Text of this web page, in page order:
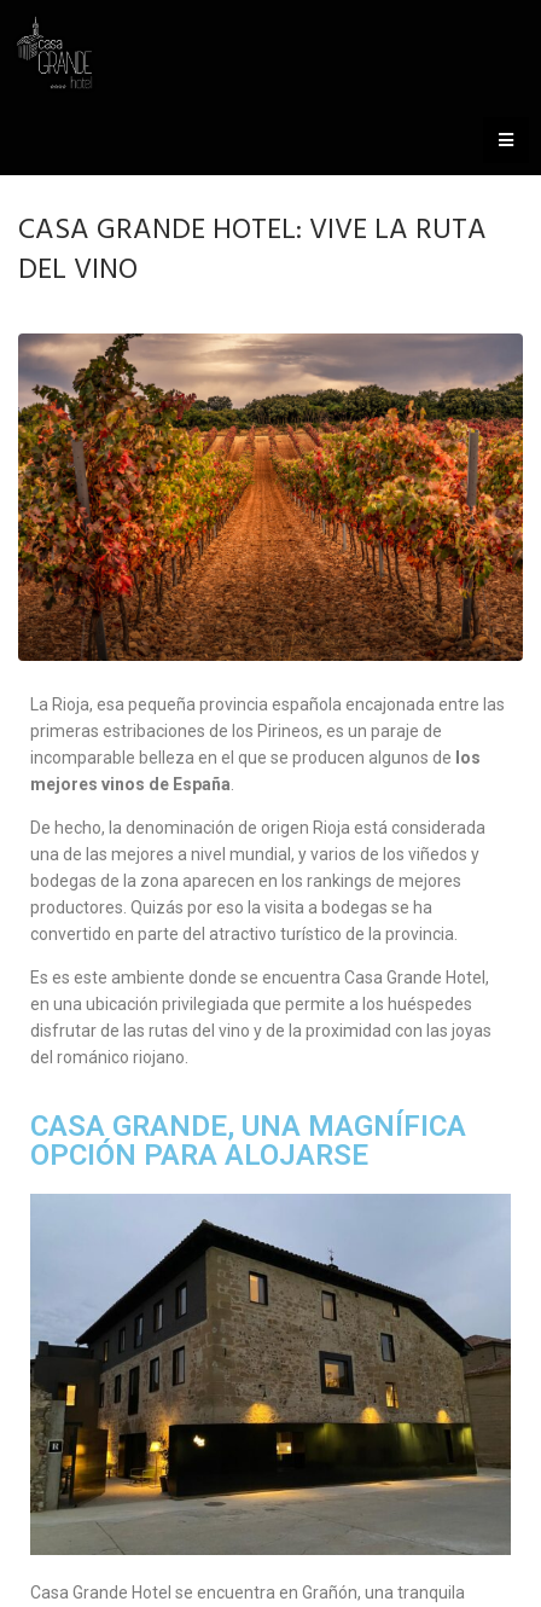
CASA GRANDE HOTEL: VIVE LA RUTA
DEL VINO
La Rioja, esa pequeña provincia española encajonada entre las
primeras estribaciones de los Pirineos, es un paraje de
incomparable belleza en el que se producen algunos de los
mejores vinos de España.
De hecho, la denominación de origen Rioja está considerada
una de las mejores a nivel mundial, y varios de los viñedos y
bodegas de la zona aparecen en los rankings de mejores
productores. Quizás por eso la visita a bodegas se ha
convertido en parte del atractivo turístico de la provincia.
Es es este ambiente donde se encuentra Casa Grande Hotel,
en una ubicación privilegiada que permite a los huéspedes
disfrutar de las rutas del vino y de la proximidad con las joyas
del románico riojano.
CASA GRANDE, UNA MAGNÍFICA
OPCIÓN PARA ALOJARSE
Casa Grande Hotel se encuentra en Grañón, una tranquila